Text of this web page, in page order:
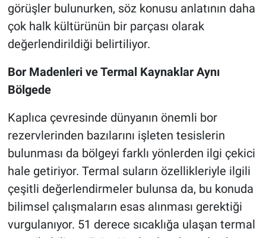
görüşler bulunurken, söz konusu anlatının daha
çok halk kültürünün bir parçası olarak
değerlendirildiği belirtiliyor.
Bor Madenleri ve Termal Kaynaklar Aynı
Bölgede
Kaplıca çevresinde dünyanın önemli bor
rezervlerinden bazılarını işleten tesislerin
bulunması da bölgeyi farklı yönlerden ilgi çekici
hale getiriyor. Termal suların özellikleriyle ilgili
çeşitli değerlendirmeler bulunsa da, bu konuda
bilimsel çalışmaların esas alınması gerektiği
vurgulanıyor. 51 derece sıcaklığa ulaşan termal